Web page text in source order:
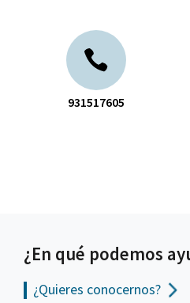
931517605
¿En qué podemos
¿Quieres conocernos?